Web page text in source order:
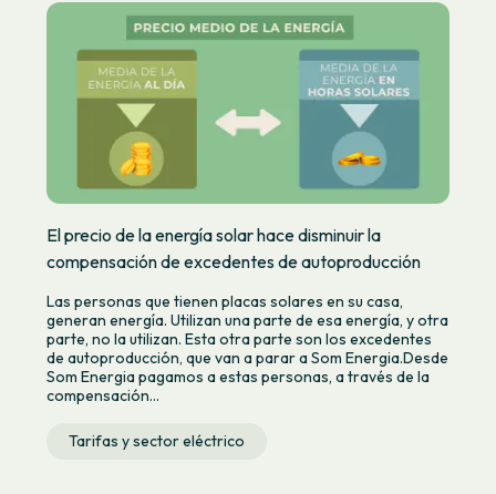
El precio de la energía solar hace disminuir la
compensación de excedentes de autoproducción
Las personas que tienen placas solares en su casa,
generan energía. Utilizan una parte de esa energía, y otra
parte, no la utilizan. Esta otra parte son los excedentes
de autoproducción, que van a parar a Som Energia.Desde
Som Energia pagamos a estas personas, a través de la
compensación...
Tarifas y sector eléctrico